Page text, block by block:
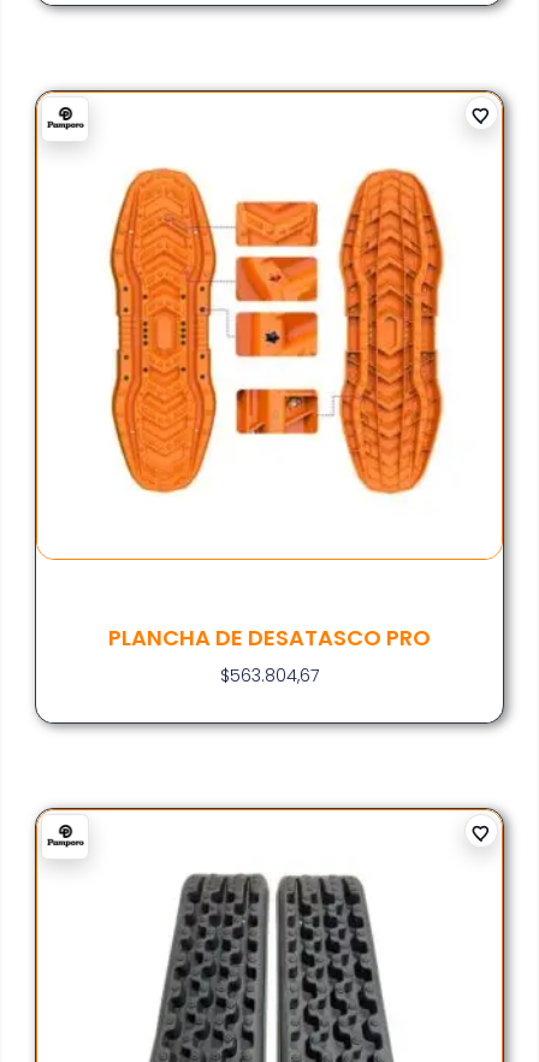
PLANCHA DE DESATASCO PRO
$563.804,67